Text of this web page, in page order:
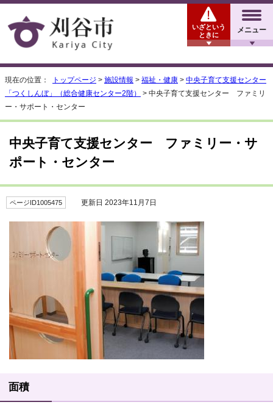
メニュー
いざという
ときに
現在の位置： トップページ > 施設情報 > 福祉・健康 > 中央子育て支援センター
「つくしんぼ」（総合健康センター2階）
> 中央子育て支援センター ファミリ
ー・サポート・センター
中央子育て支援センター ファミリー・サ
ポート・センター
ページID1005475 更新日 2023年11月7日
面積